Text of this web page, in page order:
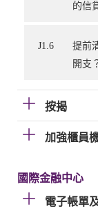
的信
J1.6
提前
開支
按揭
加強櫃員
國際金融中心
電子帳單